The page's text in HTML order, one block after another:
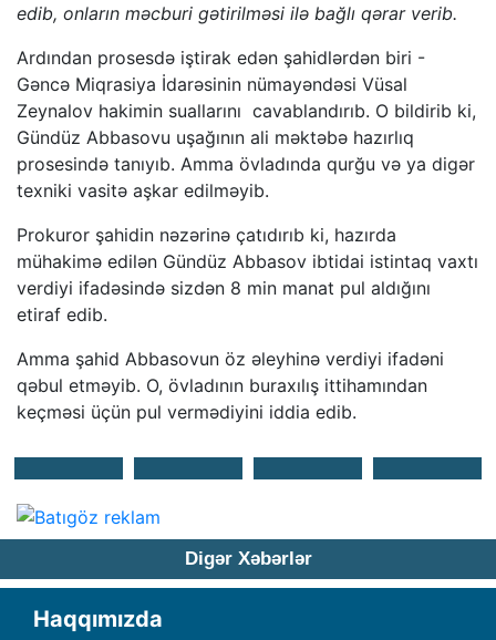
edib, onların məcburi gətirilməsi ilə bağlı qərar verib.
Ardından prosesdə iştirak edən şahidlərdən biri -
Gəncə Miqrasiya İdarəsinin nümayəndəsi Vüsal
Zeynalov hakimin suallarını cavablandırıb. O bildirib ki,
Gündüz Abbasovu uşağının ali məktəbə hazırlıq
prosesində tanıyıb. Amma övladında qurğu və ya digər
texniki vasitə aşkar edilməyib.
Prokuror şahidin nəzərinə çatıdırıb ki, hazırda
mühakimə edilən Gündüz Abbasov ibtidai istintaq vaxtı
verdiyi ifadəsində sizdən 8 min manat pul aldığını
etiraf edib.
Amma şahid Abbasovun öz əleyhinə verdiyi ifadəni
qəbul etməyib. O, övladının buraxılış ittihamından
keçməsi üçün pul vermədiyini iddia edib.
Digər Xəbərlər
Haqqımızda